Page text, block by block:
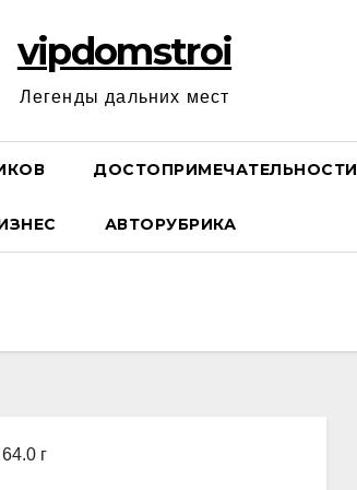
vipdomstroi
Легенды дальних мест
ДОСТОПРИМЕЧАТЕЛЬНОСТИ
АВТОРУБРИКА
г